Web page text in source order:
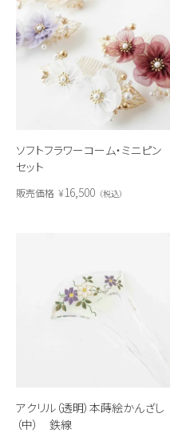
ソフトフラワーコーム・ミニピン
セット
販売価格 ¥16,500 税込
アクリル（透明）本蒔絵かんざし
（中） 鉄線